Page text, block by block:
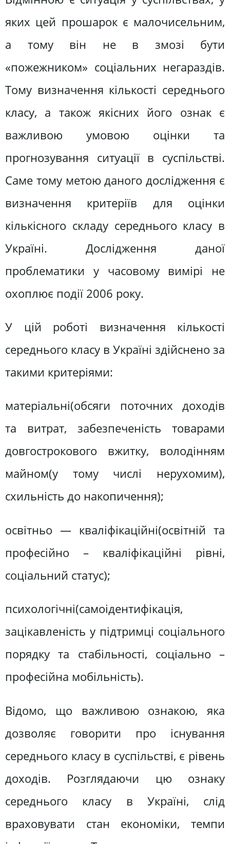
яких цей прошарок є малочисельним,
а тому він не в змозі бути
«пожежником» соціальних негараздів.
Тому визначення кількості середнього
класу, а також якісних його ознак є
важливою умовою оцінки та
прогнозування ситуації в суспільстві.
Саме тому метою даного дослідження є
визначення критеріїв для оцінки
кількісного складу середнього класу в
Україні. Дослідження даної
проблематики у часовому вимірі не
охоплює події 2006 року.
У цій роботі визначення кількості
середнього класу в Україні здійснено за
такими критеріями:
матеріальні(обсяги поточних доходів
та витрат, забезпеченість товарами
довгострокового вжитку, володінням
майном(у тому числі нерухомим),
схильність до накопичення);
освітньо — кваліфікаційні(освітній та
професійно – кваліфікаційні рівні,
соціальний статус);
психологічні(самоідентифікація,
зацікавленість у підтримці соціального
порядку та стабільності, соціально –
професійна мобільність).
Відомо, що важливою ознакою, яка
дозволяє говорити про існування
середнього класу в суспільстві, є рівень
доходів. Розглядаючи цю ознаку
середнього класу в Україні, слід
враховувати стан економіки, темпи